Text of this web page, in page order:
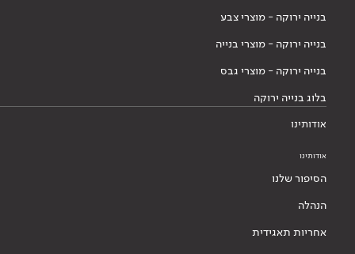
בנייה ירוקה - מוצרי צבע
בנייה ירוקה - מוצרי בנייה
בנייה ירוקה - מוצרי גבס
בלוג בנייה ירוקה
אודותינו
אודותינו
הסיפור שלנו
הנהלה
אחריות תאגידית